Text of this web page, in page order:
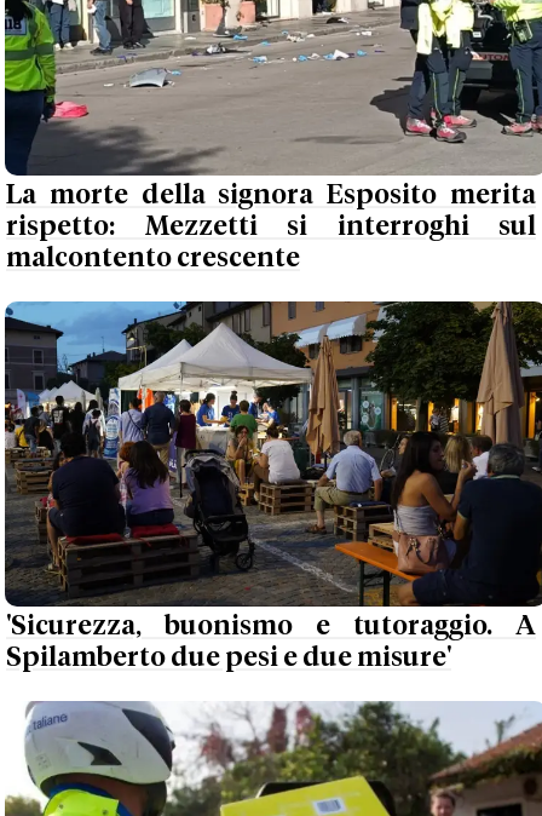
La morte della signora Esposito merita
rispetto: Mezzetti si interroghi sul
malcontento crescente
'Sicurezza, buonismo e tutoraggio. A
Spilamberto due pesi e due misure'